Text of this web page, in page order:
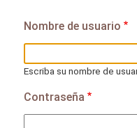
Nombre de usuario
Escriba su nombre de
Contraseña